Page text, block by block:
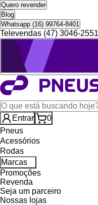
Quero revender
Blog
Whatsapp (16) 99764-8401
Televendas (47) 3046-2551
Entrar
0
Pneus
Acessórios
Rodas
Marcas
Promoções
Revenda
Seja um parceiro
Nossas lojas